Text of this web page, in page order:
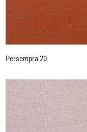
Persempra 20